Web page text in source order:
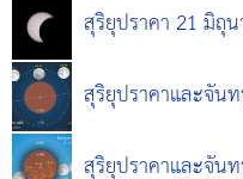
สุริยุปราคา 21 มิถุ
สุริยุปราคาและจัน
สุริยุปราคาและจัน